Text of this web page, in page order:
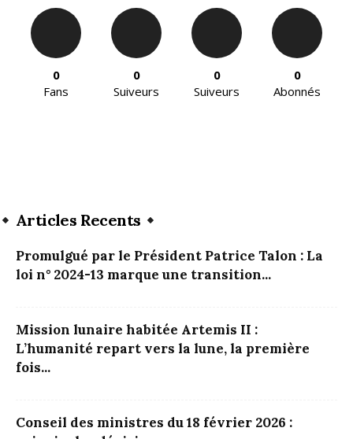
0
Fans
0
Suiveurs
0
Suiveurs
0
Abonnés
Articles Recents
Promulgué par le Président Patrice Talon : La
loi n° 2024-13 marque une transition...
Mission lunaire habitée Artemis II :
L’humanité repart vers la lune, la première
fois...
Conseil des ministres du 18 février 2026 :